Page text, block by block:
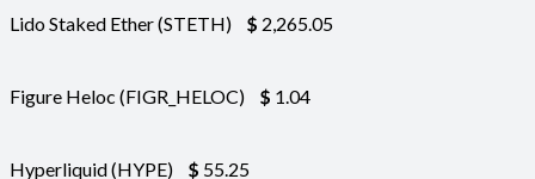
Lido Staked Ether (STETH) $ 2,265.05
Figure Heloc (FIGR_HELOC) $ 1.04
Hyperliquid (HYPE) $ 55.25